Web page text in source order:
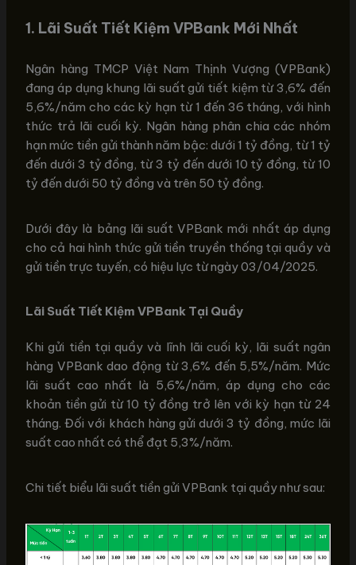
1. Lãi Suất Tiết Kiệm VPBank Mới Nhất
Ngân hàng TMCP Việt Nam Thịnh Vượng (VPBank)
đang áp dụng khung lãi suất gửi tiết kiệm từ 3,6% đến
5,6%/năm cho các kỳ hạn từ 1 đến 36 tháng, với hình
thức trả lãi cuối kỳ. Ngân hàng phân chia các nhóm
hạn mức tiền gửi thành năm bậc: dưới 1 tỷ đồng, từ 1 tỷ
đến dưới 3 tỷ đồng, từ 3 tỷ đến dưới 10 tỷ đồng, từ 10
tỷ đến dưới 50 tỷ đồng và trên 50 tỷ đồng.
Dưới đây là bảng lãi suất VPBank mới nhất áp dụng
cho cả hai hình thức gửi tiền truyền thống tại quầy và
gửi tiền trực tuyến, có hiệu lực từ ngày 03/04/2025.
Lãi Suất Tiết Kiệm VPBank Tại Quầy
Khi gửi tiền tại quầy và lĩnh lãi cuối kỳ, lãi suất ngân
hàng VPBank dao động từ 3,6% đến 5,5%/năm. Mức
lãi suất cao nhất là 5,6%/năm, áp dụng cho các
khoản tiền gửi từ 10 tỷ đồng trở lên với kỳ hạn từ 24
tháng. Đối với khách hàng gửi dưới 3 tỷ đồng, mức lãi
suất cao nhất có thể đạt 5,3%/năm.
Chi tiết biểu lãi suất tiền gửi VPBank tại quầy như sau: